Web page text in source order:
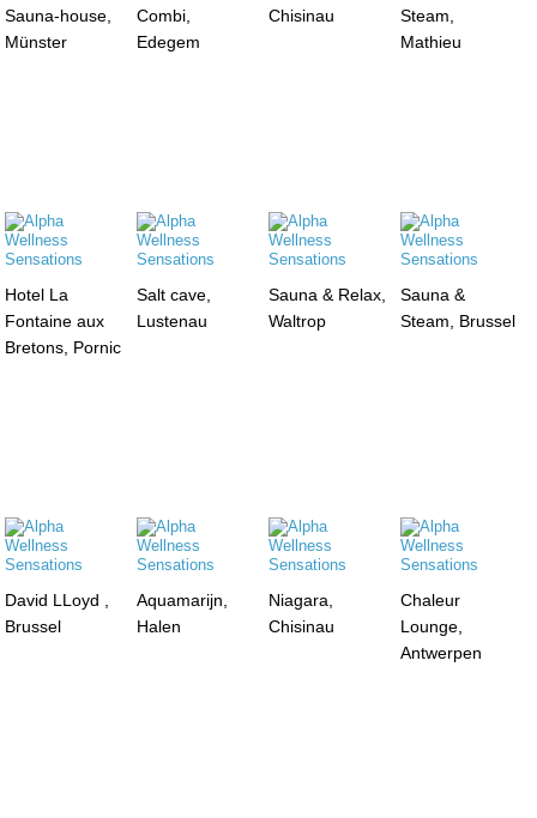
Sauna-house,
Münster
Combi,
Edegem
Chisinau
Steam,
Mathieu
Hotel La
Fontaine aux
Bretons, Pornic
Salt cave,
Lustenau
Sauna & Relax,
Waltrop
Sauna &
Steam, Brussel
David LLoyd ,
Brussel
Aquamarijn,
Halen
Niagara,
Chisinau
Chaleur
Lounge,
Antwerpen